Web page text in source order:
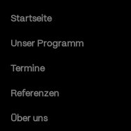
Startseite
Unser Programm
Termine
Referenzen
Über uns